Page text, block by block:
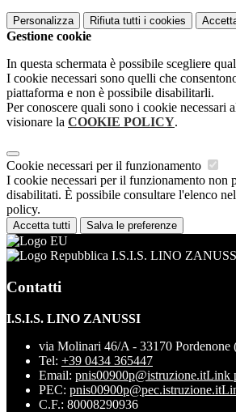
Personalizza Rifiuta tutti i cookies
Gestione cookie
In questa schermata è possibile scegliere
I cookie necessari sono quelli che
piattaforma e non è possibile disabilitarli.
Per conoscere quali sono i cookie necessari
visionare la COOKIE POLICY.
Cookie necessari per il funzionamento
I cookie necessari per il funzionamento non
disabilitati. È possibile consultare l'elenco
policy.
Accetta tutti Salva le preferenze
I.S.I.S. LINO
Contatti
I.S.I.S. LINO ZANUSSI
via Molinari 46/A - 33170 Pordenone
Tel: +39 0434 365447
Email: pnis00900p@istruzione.itLink
PEC: pnis00900p@pec.istruzione.it
C.F.: 80008290936